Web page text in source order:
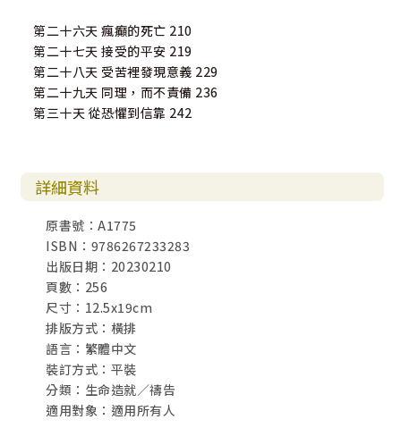
第二十六天 瘋癲的死亡 210
第二十七天 接受的平安 219
第二十八天 受苦裡發現意義 229
第二十九天 同理，而不責備 236
第三十天 從恐懼到信靠 242
詳細資料
原書號：A1775
ISBN：9786267233283
出版日期：20230210
頁數：256
尺寸：12.5x19cm
排版方式：橫排
語言：繁體中文
裝訂方式：平裝
分類：生命造就／禱告
適用對象：適用所有人